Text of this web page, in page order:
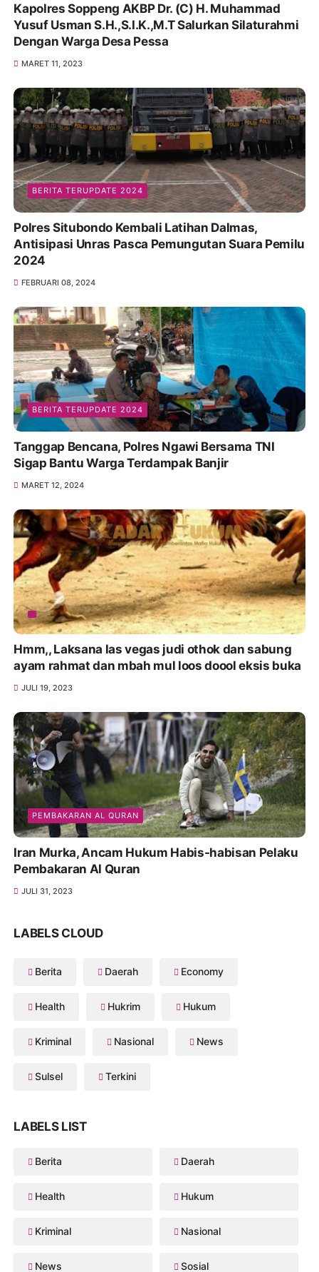
Kapolres Soppeng AKBP Dr. (C) H. Muhammad
Yusuf Usman S.H.,S.I.K.,M.T Salurkan Silaturahmi
Dengan Warga Desa Pessa
MARET 11, 2023
BERITA TERUPDATE 2024
Polres Situbondo Kembali Latihan Dalmas,
Antisipasi Unras Pasca Pemungutan Suara Pemilu
2024
FEBRUARI 08, 2024
BERITA TERUPDATE 2024
Tanggap Bencana, Polres Ngawi Bersama TNI
Sigap Bantu Warga Terdampak Banjir
MARET 12, 2024
Hmm,, Laksana las vegas judi othok dan sabung
ayam rahmat dan mbah mul loos doool eksis buka
JULI 19, 2023
PEMBAKARAN AL QURAN
Iran Murka, Ancam Hukum Habis-habisan Pelaku
Pembakaran Al Quran
JULI 31, 2023
LABELS CLOUD
Berita Daerah Economy
Health Hukrim Hukum
Kriminal Nasional News
Sulsel Terkini
LABELS LIST
Berita Daerah
Health Hukum
Kriminal Nasional
News Sosial